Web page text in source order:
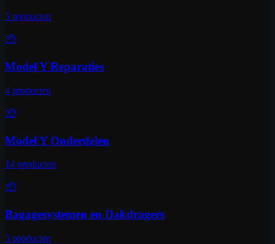
5 producten
📦
Model Y Reparaties
4 producten
📦
Model Y Onderdelen
14 producten
📦
Bagagesystemen en Dakdragers
5 producten